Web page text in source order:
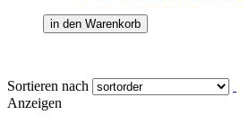
in den Warenkorb
Sortieren nach
Anzeigen